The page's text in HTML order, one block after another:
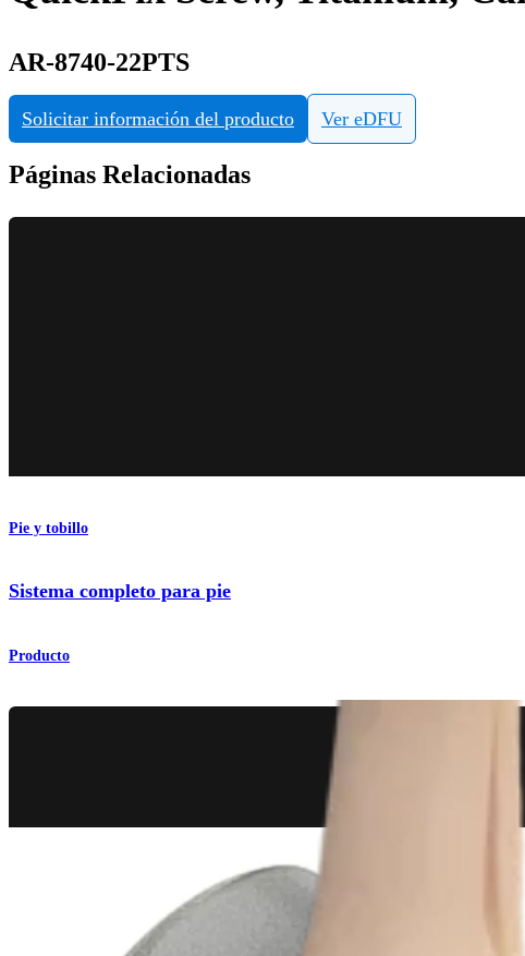
AR-8740-22PTS
Solicitar información del producto Ver eDFU
Páginas Relacionadas
Pie y tobillo
Sistema completo para pie
Producto